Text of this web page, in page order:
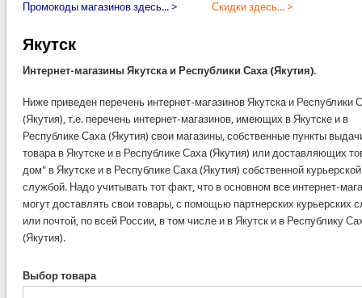
Промокоды магазинов здесь... > Скидки здесь... >
Якутск
Интернет-магазины Якутска и Республики Саха (Якутия).
Ниже приведен перечень интернет-магазинов Якутска и Республики
(Якутия), т.е. перечень интернет-магазинов, имеющих в Якутске и в
Республике Саха (Якутия) свои магазины, собственные пункты
товара в Якутске и в Республике Саха (Якутия) или доставляющих
дом" в Якутске и в Республике Саха (Якутия) собственной курьерской
службой. Надо учитывать тот факт, что в основном все интернет-
могут доставлять свои товары, с помощью партнерских курьерских
или почтой, по всей России, в том числе и в Якутск и в Республику
(Якутия).
Выбор товара